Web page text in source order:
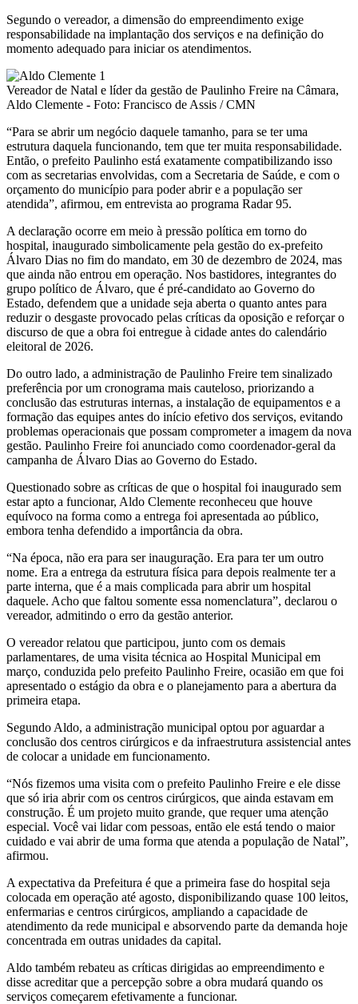
Segundo o vereador, a dimensão do empreendimento exige
responsabilidade na implantação dos serviços e na definição do
momento adequado para iniciar os atendimentos.
Vereador de Natal e líder da gestão de Paulinho Freire na Câmara,
Aldo Clemente - Foto: Francisco de Assis / CMN
“Para se abrir um negócio daquele tamanho, para se ter uma
estrutura daquela funcionando, tem que ter muita responsabilidade.
Então, o prefeito Paulinho está exatamente compatibilizando isso
com as secretarias envolvidas, com a Secretaria de Saúde, e com o
orçamento do município para poder abrir e a população ser
atendida”, afirmou, em entrevista ao programa Radar 95.
A declaração ocorre em meio à pressão política em torno do
hospital, inaugurado simbolicamente pela gestão do ex-prefeito
Álvaro Dias no fim do mandato, em 30 de dezembro de 2024, mas
que ainda não entrou em operação. Nos bastidores, integrantes do
grupo político de Álvaro, que é pré-candidato ao Governo do
Estado, defendem que a unidade seja aberta o quanto antes para
reduzir o desgaste provocado pelas críticas da oposição e reforçar o
discurso de que a obra foi entregue à cidade antes do calendário
eleitoral de 2026.
Do outro lado, a administração de Paulinho Freire tem sinalizado
preferência por um cronograma mais cauteloso, priorizando a
conclusão das estruturas internas, a instalação de equipamentos e a
formação das equipes antes do início efetivo dos serviços, evitando
problemas operacionais que possam comprometer a imagem da nova
gestão. Paulinho Freire foi anunciado como coordenador-geral da
campanha de Álvaro Dias ao Governo do Estado.
Questionado sobre as críticas de que o hospital foi inaugurado sem
estar apto a funcionar, Aldo Clemente reconheceu que houve
equívoco na forma como a entrega foi apresentada ao público,
embora tenha defendido a importância da obra.
“Na época, não era para ser inauguração. Era para ter um outro
nome. Era a entrega da estrutura física para depois realmente ter a
parte interna, que é a mais complicada para abrir um hospital
daquele. Acho que faltou somente essa nomenclatura”, declarou o
vereador, admitindo o erro da gestão anterior.
O vereador relatou que participou, junto com os demais
parlamentares, de uma visita técnica ao Hospital Municipal em
março, conduzida pelo prefeito Paulinho Freire, ocasião em que foi
apresentado o estágio da obra e o planejamento para a abertura da
primeira etapa.
Segundo Aldo, a administração municipal optou por aguardar a
conclusão dos centros cirúrgicos e da infraestrutura assistencial antes
de colocar a unidade em funcionamento.
“Nós fizemos uma visita com o prefeito Paulinho Freire e ele disse
que só iria abrir com os centros cirúrgicos, que ainda estavam em
construção. É um projeto muito grande, que requer uma atenção
especial. Você vai lidar com pessoas, então ele está tendo o maior
cuidado e vai abrir de uma forma que atenda a população de Natal”,
afirmou.
A expectativa da Prefeitura é que a primeira fase do hospital seja
colocada em operação até agosto, disponibilizando quase 100 leitos,
enfermarias e centros cirúrgicos, ampliando a capacidade de
atendimento da rede municipal e absorvendo parte da demanda hoje
concentrada em outras unidades da capital.
Aldo também rebateu as críticas dirigidas ao empreendimento e
disse acreditar que a percepção sobre a obra mudará quando os
serviços começarem efetivamente a funcionar.